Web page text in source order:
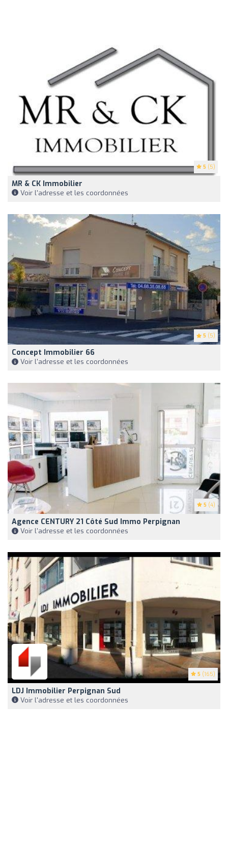
5 (5)
MR & CK Immobilier
Voir l'adresse et les coordonnées
5 (5)
Concept Immobilier 66
Voir l'adresse et les coordonnées
5 (4)
Agence CENTURY 21 Côté Sud Immo Perpignan
Voir l'adresse et les coordonnées
5 (165)
LDJ Immobilier Perpignan Sud
Voir l'adresse et les coordonnées